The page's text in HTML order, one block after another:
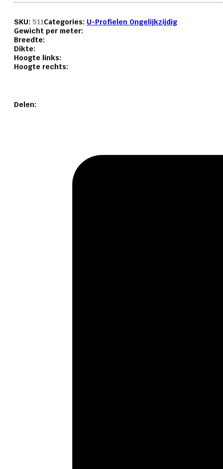
SKU: 511Categories: U-Profielen Ongelijkzijdig
Gewicht per meter:
Breedte:
Dikte:
Hoogte links:
Hoogte rechts:
Delen: